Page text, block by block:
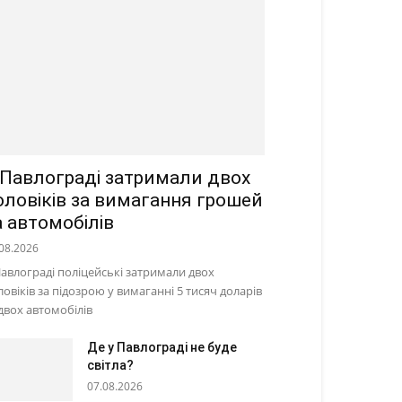
затримали двох
за вимагання грошей
автомобілів
поліцейські затримали двох
за підозрою у вимаганні 5 тисяч доларів
автомобілів
Де у Павлограді не буде
світла?
07.08.2026